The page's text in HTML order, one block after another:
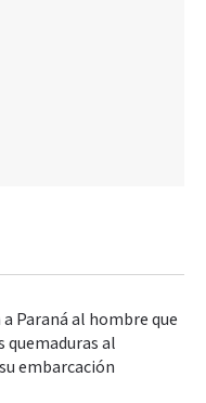
Paraná al hombre que
quemaduras al
embarcación